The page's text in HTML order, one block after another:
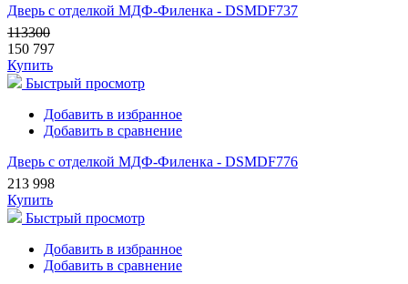
Дверь с отделкой МДФ-Филенка - DSMDF737
113300
150 797
Купить
Быстрый просмотр
Добавить в избранное
Добавить в сравнение
Дверь с отделкой МДФ-Филенка - DSMDF776
213 998
Купить
Быстрый просмотр
Добавить в избранное
Добавить в сравнение